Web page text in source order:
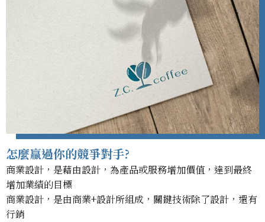
怎麼贏過你的競爭對手?
商業設計，是藉由設計，為產品或服務增加價值，達到最終
增加業績的目標
商業設計，是由商業+設計所組成，關鍵技術除了設計，還有
行銷